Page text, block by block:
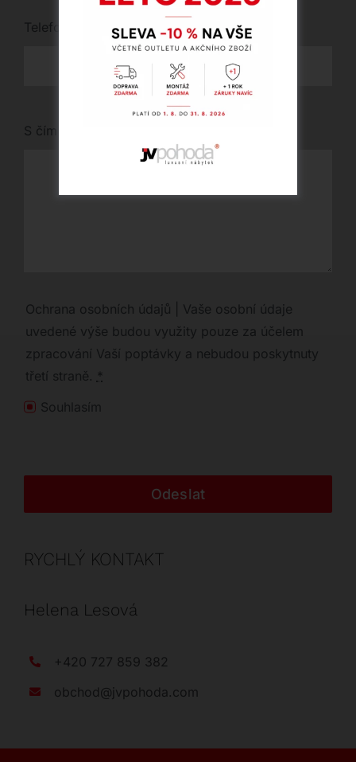
Telefon
S čím vám můžeme pomoci?
Ochrana osobních údajů | Vaše osobní údaje
uvedené výše budou využity pouze za účelem
zpracování Vaší poptávky a nebudou poskytnuty
třetí straně. *
Souhlasím
Odeslat
RYCHLÝ KONTAKT
Helena Lesová
+420 727 859 382
obchod@jvpohoda.com